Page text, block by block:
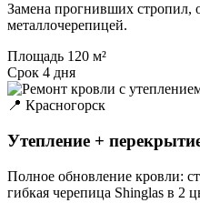
Замена прогнивших стропил,
металлочерепицей.
Площадь 120 м²
Срок 4 дня
📍 Красногорск
Утепление +
Полное обновление кровли:
гибкая черепица Shinglas в 2